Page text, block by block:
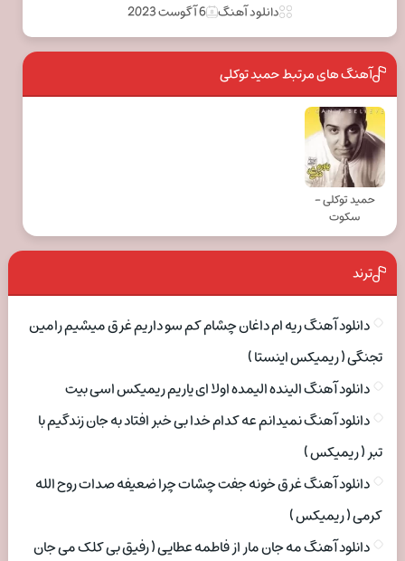
دانلود آهنگ 6 آگوست 2023
آهنگ های مرتبط حمید توکلی
حمید توکلی -
سکوت
ترند
دانلود آهنگ ریه ام داغان چشام کم سو داریم غرق میشیم رامین
تجنگی ( ریمیکس اینستا )
دانلود آهنگ الینده الیمده اولا ای یاریم ریمیکس اسی بیت
دانلود آهنگ نمیدانم عه کدام خدا بی خبر افتاد به جان زندگیم با
تبر ( ریمیکس )
دانلود آهنگ غرق خونه جفت چشات چرا ضعیفه صدات روح الله
کرمی ( ریمیکس )
دانلود آهنگ مه جان مار از فاطمه عطایی ( رفیق بی کلک می جان